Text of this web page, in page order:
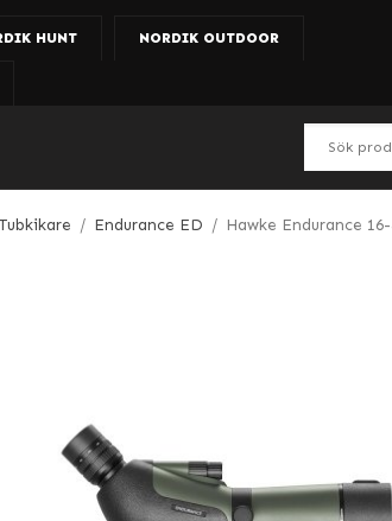
HUNT NORDIK OUTDOOR
/ Endurance ED / Hawke Endurance